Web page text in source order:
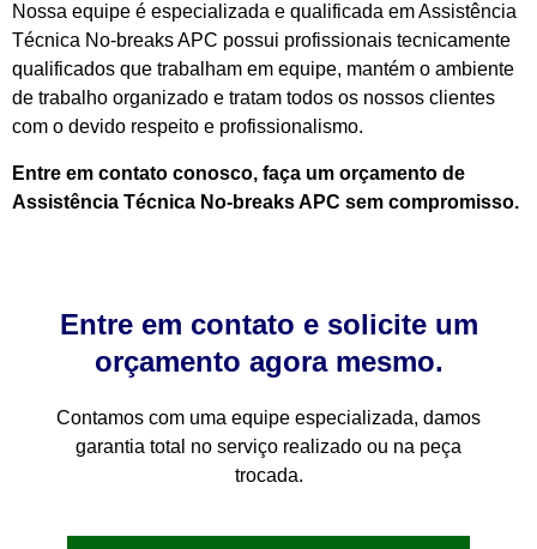
Nossa equipe é especializada e qualificada em Assistência
Técnica No-breaks APC possui profissionais tecnicamente
qualificados que trabalham em equipe, mantém o ambiente
de trabalho organizado e tratam todos os nossos clientes
com o devido respeito e profissionalismo.
Entre em contato conosco, faça um orçamento de
Assistência Técnica No-breaks APC sem compromisso.
Entre em contato e solicite um
orçamento agora mesmo.
Contamos com uma equipe especializada, damos
garantia total no serviço realizado ou na peça
trocada.